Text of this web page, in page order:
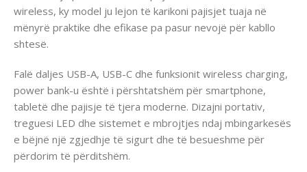
wireless, ky model ju lejon të karikoni pajisjet tuaja në
mënyrë praktike dhe efikase pa pasur nevojë për kabllo
shtesë.
Falë daljes USB-A, USB-C dhe funksionit wireless charging,
power bank-u është i përshtatshëm për smartphone,
tabletë dhe pajisje të tjera moderne. Dizajni portativ,
treguesi LED dhe sistemet e mbrojtjes ndaj mbingarkesës
e bëjnë një zgjedhje të sigurt dhe të besueshme për
përdorim të përditshëm.